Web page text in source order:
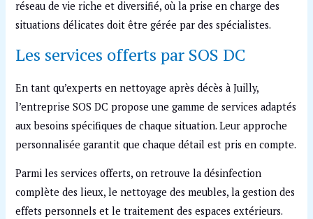
réseau de vie riche et diversifié, où la prise en charge des
situations délicates doit être gérée par des spécialistes.
Les services offerts par SOS DC
En tant qu’experts en nettoyage après décès à Juilly,
l’entreprise SOS DC propose une gamme de services adaptés
aux besoins spécifiques de chaque situation. Leur approche
personnalisée garantit que chaque détail est pris en compte.
Parmi les services offerts, on retrouve la désinfection
complète des lieux, le nettoyage des meubles, la gestion des
effets personnels et le traitement des espaces extérieurs.